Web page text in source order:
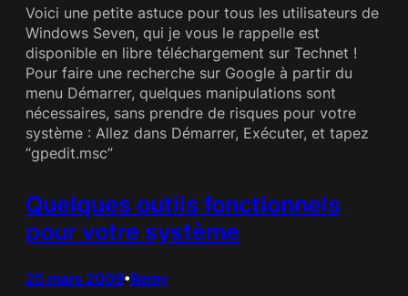
Voici une petite astuce pour tous les utilisateurs de
Windows Seven, qui je vous le rappelle est
disponible en libre téléchargement sur Technet !
Pour faire une recherche sur Google à partir du
menu Démarrer, quelques manipulations sont
nécessaires, sans prendre de risques pour votre
système : Allez dans Démarrer, Exécuter, et tapez
“gpedit.msc”
Quelques outils fonctionnels
pour votre système
25 mars 2009•Remy